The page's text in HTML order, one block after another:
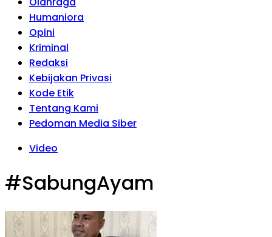
Humaniora
Opini
Kriminal
Redaksi
Kebijakan Privasi
Kode Etik
Tentang Kami
Pedoman Media Siber
Video
#SabungAyam